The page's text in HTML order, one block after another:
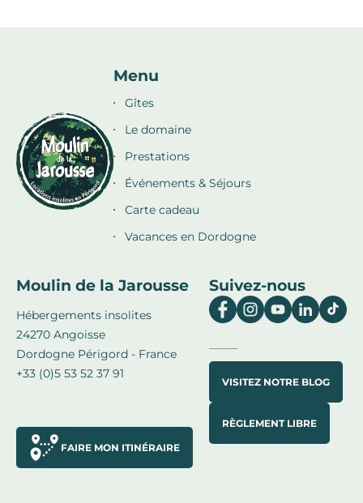
Menu
Gîtes
Le domaine
Prestations
Événements & Séjours
Carte cadeau
Vacances en Dordogne
Moulin de la Jarousse
Hébergements insolites
24270 Angoisse
Dordogne Périgord - France
+33 (0)5 53 52 37 91
FAIRE MON ITINÉRAIRE
Suivez-nous
VISITEZ NOTRE BLOG
RÈGLEMENT LIBRE